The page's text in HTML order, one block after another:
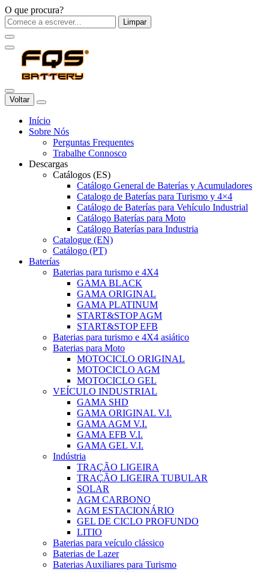
O que procura?
Limpar
Voltar
Início
Sobre Nós
Perguntas Frequentes
Trabalhe Connosco
Descargas
Catálogos (ES)
Catálogo General de Baterías y Acumuladores
Catalogo de Baterías para Turismo y 4×4
Catálogo de Baterías para Vehículo Industrial
Catálogo Baterías para Moto
Catálogo Baterías para Industria
Catalogue (EN)
Catálogo (PT)
Baterías
Baterias para turismo e 4X4
GAMA BLACK
GAMA ORIGINAL
GAMA PLATINUM
START&STOP AGM
START&STOP EFB
Baterias para turismo e 4X4 asiático
Baterias para Moto
MOTOCICLO ORIGINAL
MOTOCICLO AGM
MOTOCICLO GEL
VEÍCULO INDUSTRIAL
GAMA SHD
GAMA ORIGINAL V.I.
GAMA AGM V.I.
GAMA EFB V.I.
GAMA GEL V.I.
Indústria
TRAÇÃO LIGEIRA
TRAÇÃO LIGEIRA TUBULAR
SOLAR
AGM CARBONO
AGM ESTACIONÁRIO
GEL DE CICLO PROFUNDO
LITIO
Baterias para veículo clássico
Baterias de Lazer
Baterias Auxiliares para Turismo